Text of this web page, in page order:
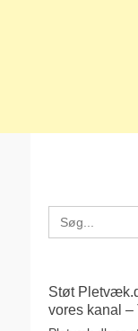
Search
for:
Støt
vores kanal –